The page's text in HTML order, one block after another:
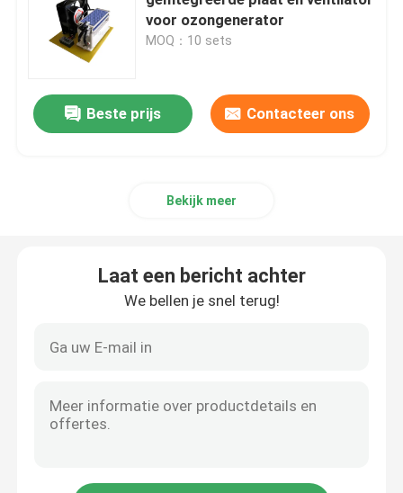
Keramische ontstekers
Siliciumnitrure-ontstekers
voor ozongenerator
MOQ：10 sets
Beste prijs Contacteer ons
Bekijk meer
Laat een bericht achter
We bellen je snel terug!